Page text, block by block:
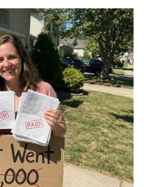
Việt Nam
Phân tích